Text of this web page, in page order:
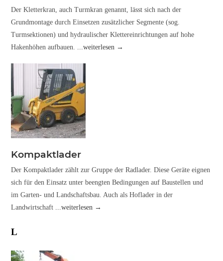
Der Kletterkran, auch Turmkran genannt, lässt sich nach der
Grundmontage durch Einsetzen zusätzlicher Segmente (sog.
Turmsektionen) und hydraulischer Klettereinrichtungen auf hohe
Hakenhöhen aufbauen. ...weiterlesen →
Kompaktlader
Der Kompaktlader zählt zur Gruppe der Radlader. Diese Geräte eignen
sich für den Einsatz unter beengten Bedingungen auf Baustellen und
im Garten- und Landschaftsbau. Auch als Hoflader in der
Landwirtschaft ...weiterlesen →
L